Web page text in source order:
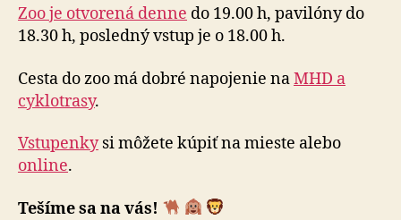
Zoo je otvorená denne do 19.00 h, pavilóny do
18.30 h, posledný vstup je o 18.00 h.
Cesta do zoo má dobré napojenie naMHD a
cyklotrasy.
Vstupenkysi môžete kúpiť na mieste alebo
online.
Tešíme sa na vás!